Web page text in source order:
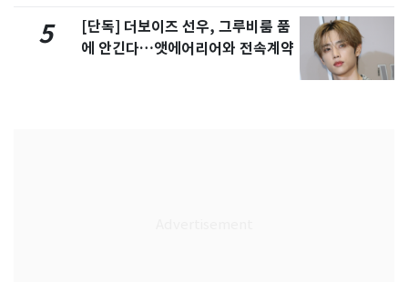
5
[단독] 더보이즈 선우, 그루비룸 품
에 안긴다…앳에어리어와 전속계약